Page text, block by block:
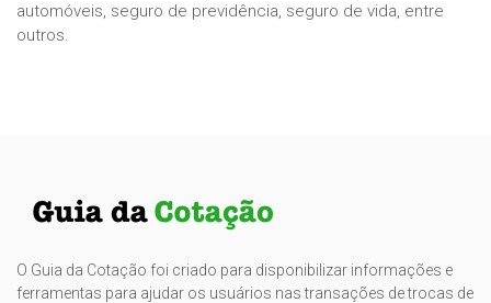
automóveis, seguro de previdência, seguro de vida, entre
outros.
O Guia da Cotação foi criado para disponibilizar informações e
ferramentas para ajudar os usuários nas transações de trocas de